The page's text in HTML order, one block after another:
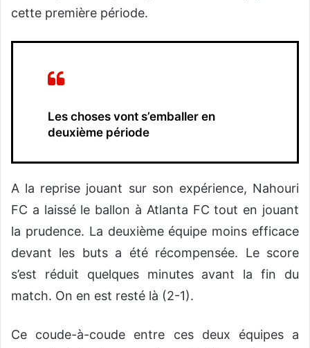
cette première période.
Les choses vont s’emballer en
deuxième période
A la reprise jouant sur son expérience, Nahouri
FC a laissé le ballon à Atlanta FC tout en jouant
la prudence. La deuxième équipe moins efficace
devant les buts a été récompensée. Le score
s’est réduit quelques minutes avant la fin du
match. On en est resté là (2-1).
Ce coude-à-coude entre ces deux équipes a